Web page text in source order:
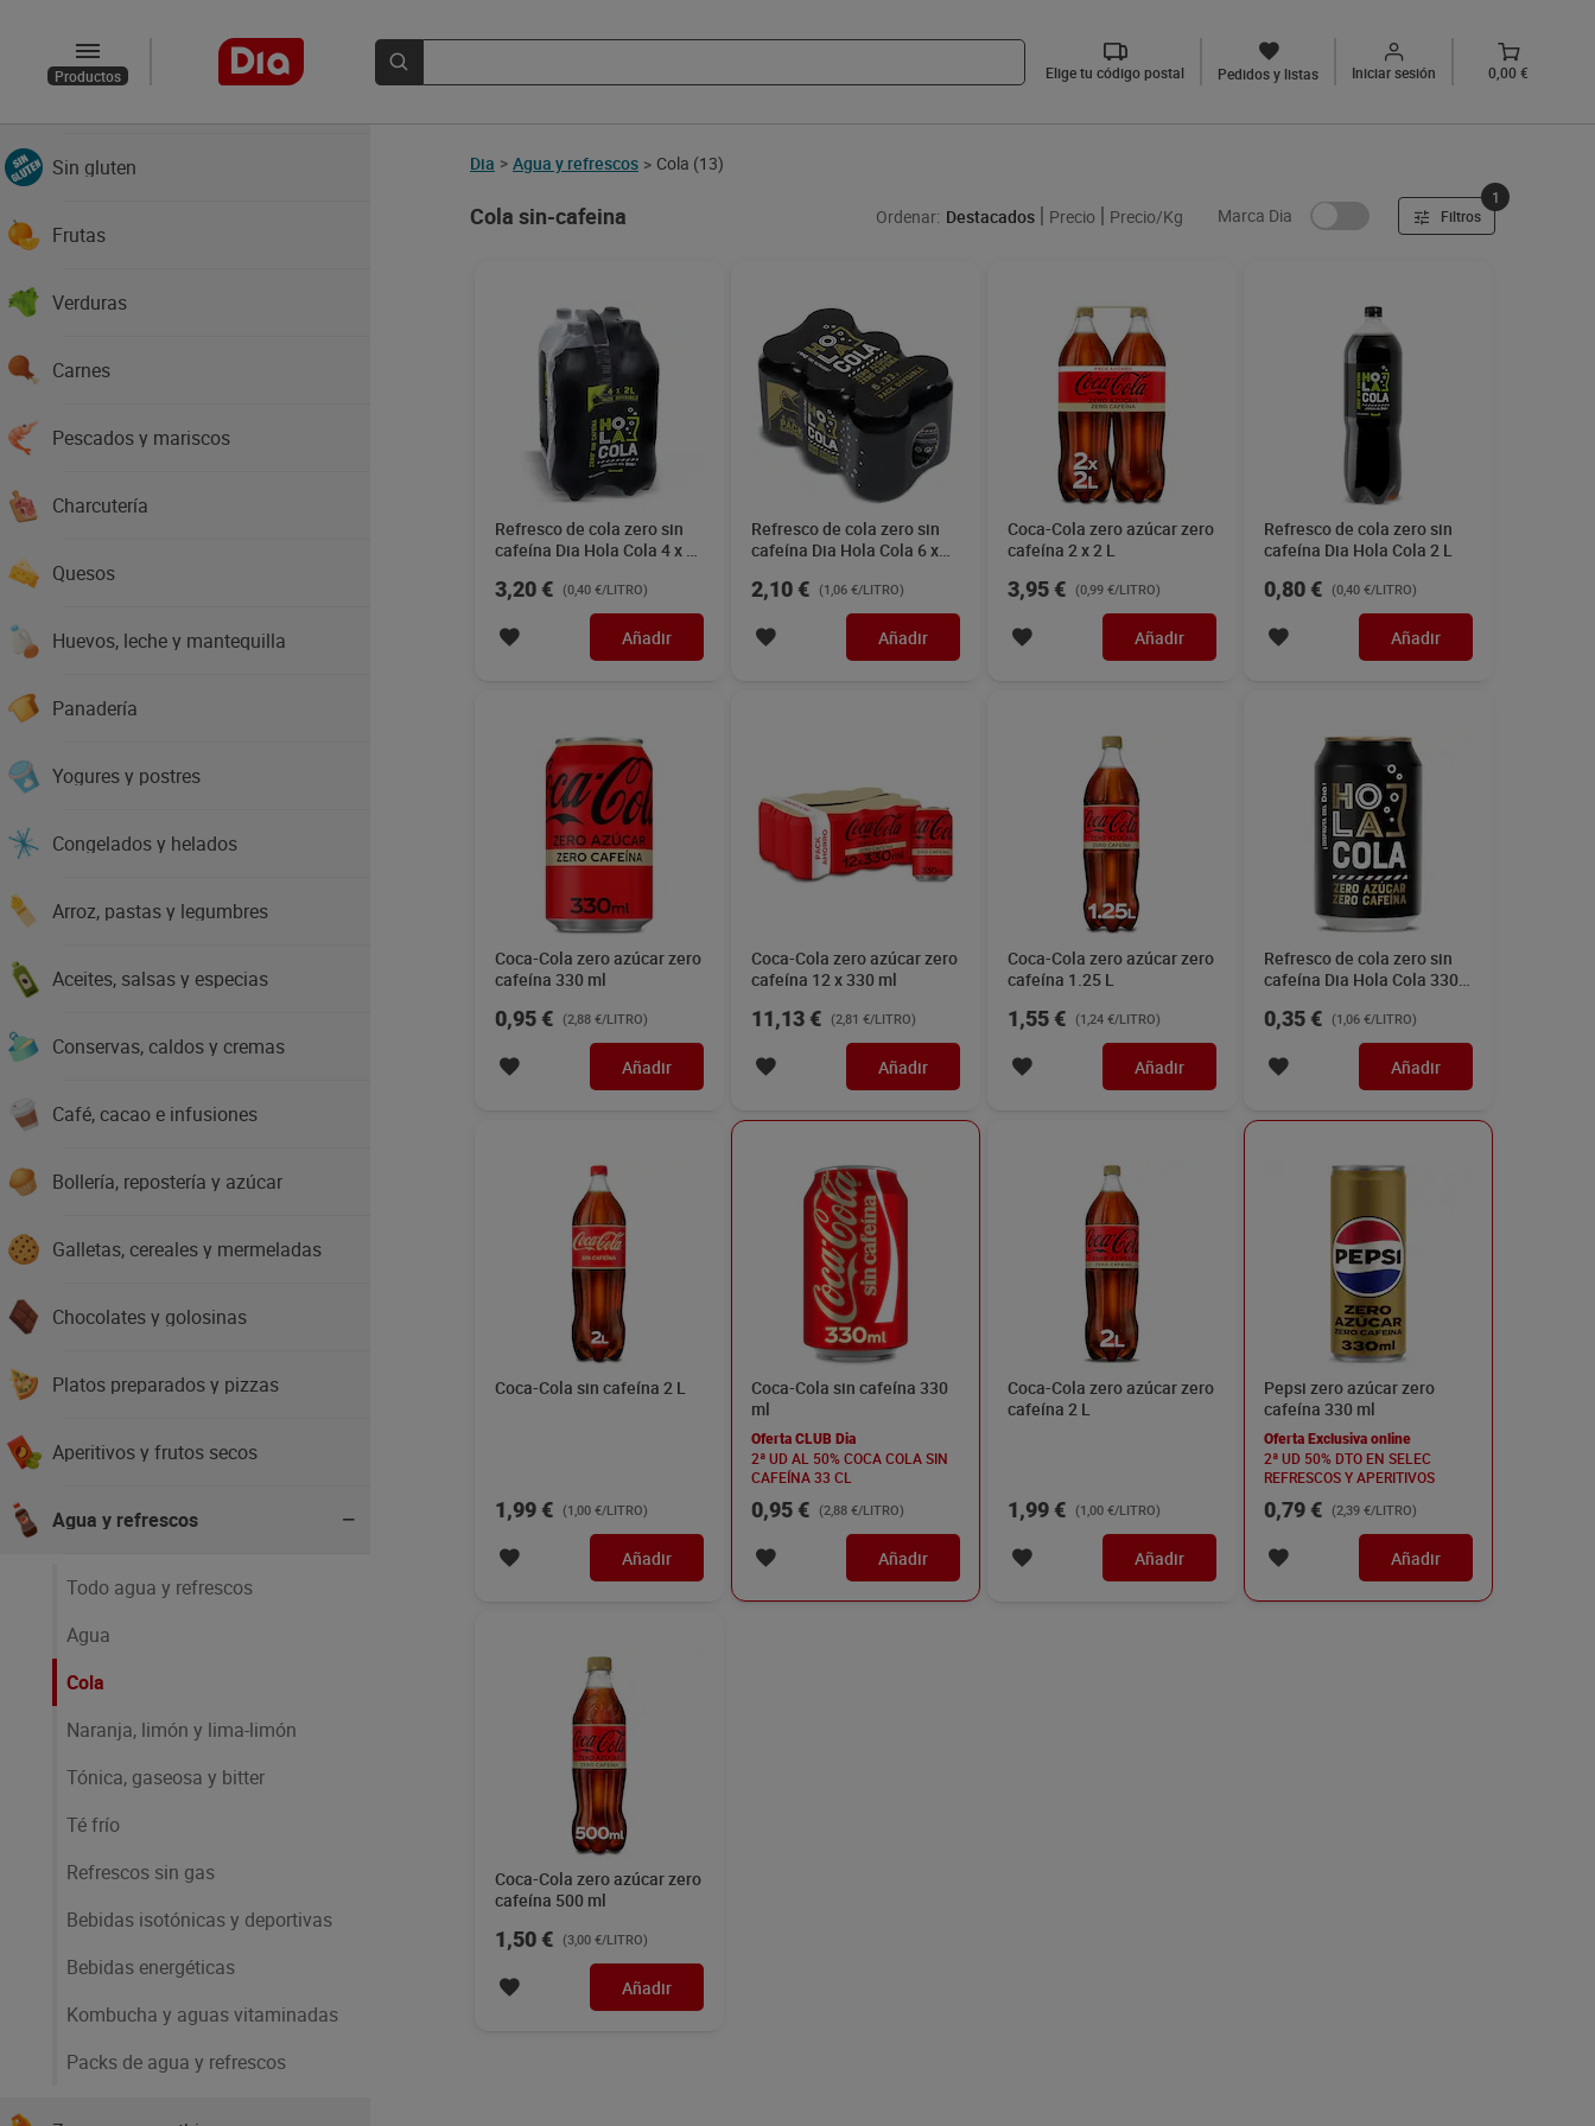
Productos Elige tu código postal Pedidos y listas Iniciar sesión 0,00 €
Novedades y recomendados
Sin gluten
Frutas
Verduras
Carnes
Pescados y mariscos
Charcutería
Quesos
Huevos, leche y mantequilla
Panadería
Yogures y postres
Congelados y helados
Arroz, pastas y legumbres
Aceites, salsas y especias
Conservas, caldos y cremas
Café, cacao e infusiones
Bollería, repostería y azúcar
Galletas, cereales y mermeladas
Chocolates y golosinas
Platos preparados y pizzas
Aperitivos y frutos secos
Agua y refrescos
Todo agua y refrescos
Agua
Cola
Naranja, limón y lima-limón
Tónica, gaseosa y bitter
Té frío
Refrescos sin gas
Bebidas isotónicas y deportivas
Bebidas energéticas
Kombucha y aguas vitaminadas
Packs de agua y refrescos
Dia > Agua y refrescos > Cola (13)
Cola sin-cafeina Ordenar: Destacados Precio Precio/Kg Marca Dia Filtros
1
Refresco de cola zero sin
cafeína Dia Hola Cola 4 x 2
3,20 € (0,40 €/LITRO)
Añadir
Refresco de cola zero sin
cafeína Dia Hola Cola 6 x
2,10 € (1,06 €/LITRO)
Añadir
Coca-Cola zero azúcar zero
cafeína 2 x 2 L
3,95 € (0,99 €/LITRO)
Añadir
Refresco de cola zero sin
cafeína Dia Hola Cola 2 L
0,80 € (0,40 €/LITRO)
Añadir
Coca-Cola zero azúcar zero
cafeína 330 ml
0,95 € (2,88 €/LITRO)
Añadir
Coca-Cola zero azúcar zero
cafeína 12 x 330 ml
11,13 € (2,81 €/LITRO)
Añadir
Coca-Cola zero azúcar zero
cafeína 1.25 L
1,55 € (1,24 €/LITRO)
Añadir
Refresco de cola zero sin
cafeína Dia Hola Cola 330
0,35 € (1,06 €/LITRO)
Añadir
Coca-Cola sin cafeína 2 L
1,99 € (1,00 €/LITRO)
Añadir
Coca-Cola sin cafeína 330
ml
Oferta CLUB Dia
2ª UD AL 50% COCA COLA SIN
CAFEÍNA 33 CL
0,95 € (2,88 €/LITRO)
Añadir
Coca-Cola zero azúcar zero
cafeína 2 L
1,99 € (1,00 €/LITRO)
Añadir
Pepsi zero azúcar zero
cafeína 330 ml
Oferta Exclusiva online
2ª UD 50% DTO EN SELEC
REFRESCOS Y APERITIVOS
0,79 € (2,39 €/LITRO)
Añadir
Coca-Cola zero azúcar zero
cafeína 500 ml
1,50 € (3,00 €/LITRO)
Añadir